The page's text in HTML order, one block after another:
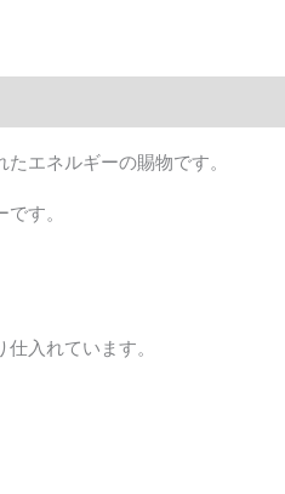
エネルギーの賜物です。
す。
入れています。